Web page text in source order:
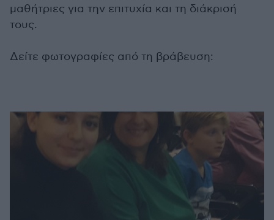
μαθήτριες για την επιτυχία και τη διάκρισή
τους.
Δείτε φωτογραφίες από τη βράβευση: